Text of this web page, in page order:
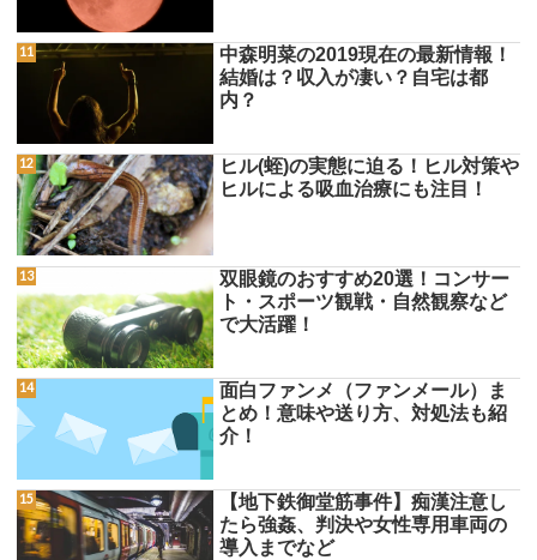
中森明菜の2019現在の最新情報！
結婚は？収入が凄い？自宅は都
内？
ヒル(蛭)の実態に迫る！ヒル対策や
ヒルによる吸血治療にも注目！
双眼鏡のおすすめ20選！コンサー
ト・スポーツ観戦・自然観察など
で大活躍！
面白ファンメ（ファンメール）ま
とめ！意味や送り方、対処法も紹
介！
【地下鉄御堂筋事件】痴漢注意し
たら強姦、判決や女性専用車両の
導入までなど